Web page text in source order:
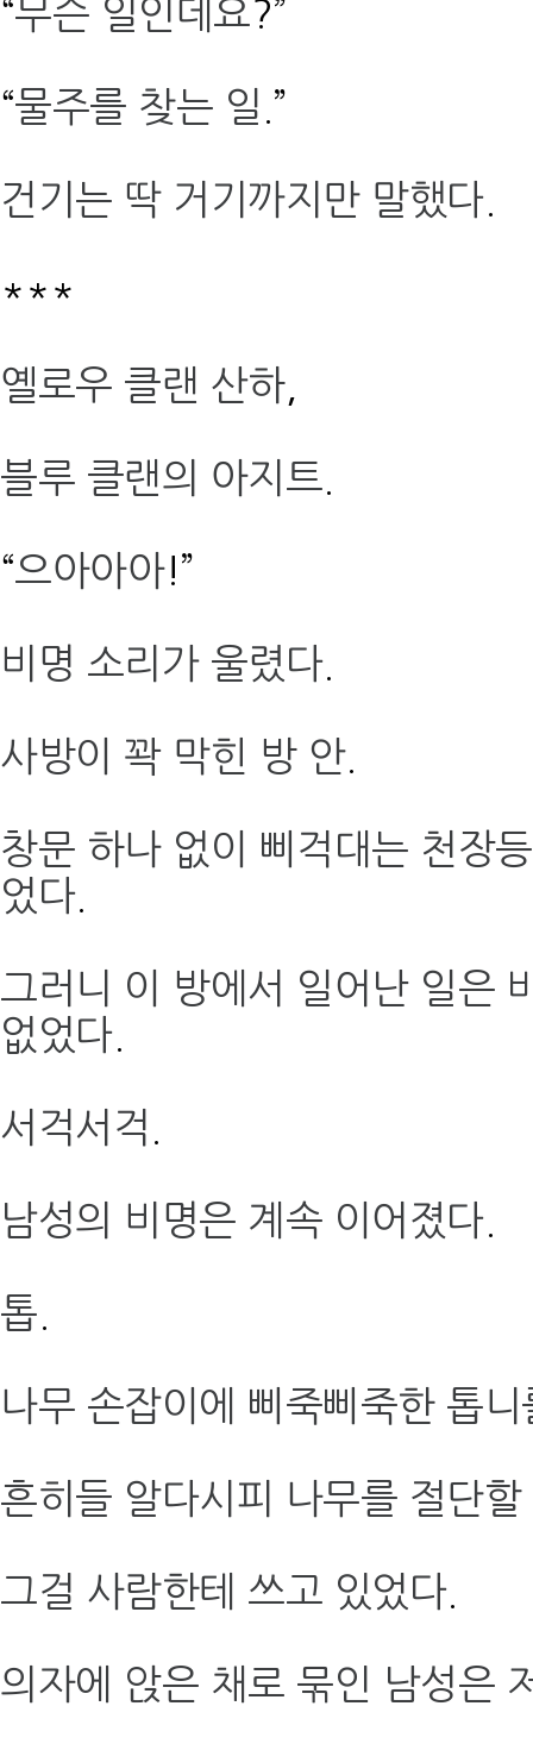
“무슨 일인데요?”
“물주를 찾는 일 .”
건기는 딱 거기까지만 말했다.
***
옐로우 클랜 산하,
블루 클랜의 아지트
“으아아아!”
비명 소리가 울렸다.
사방이 꽉 막힌 방 안.
창문 하나 없이 삐걱대는 천장
었다.
그러니 이 방에서 일어난 일은
없었다.
서걱서걱
남성의 비명은 계속 이어졌다.
톱
나무 손잡이에 삐죽삐죽한 톱
흔히들 알다시피 나무를 절단
그걸 사람한테 쓰고 있었다.
의자에 앉은 채로 묶인 남성은